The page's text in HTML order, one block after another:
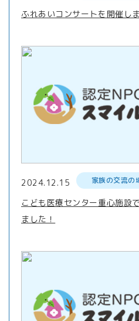
ふれあいコンサートを開催し
2024.12.15 家族の交流の
こども医療センター重心施設
ました！